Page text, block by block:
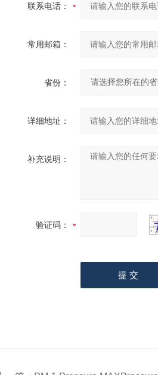
联系电话：
常用邮箱：
省份：
详细地址：
补充说明：
验证码：